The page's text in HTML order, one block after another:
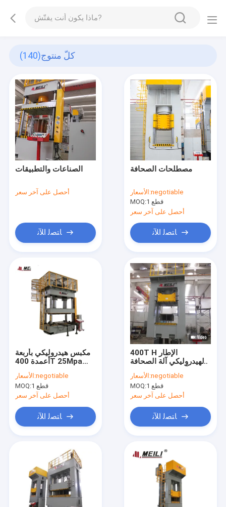
كلّ منتوج(140)
الصناعات والتطبيقات
أحصل على آخر سعر
ﺎﺘﺼﻟ ﺍﻶﻧ
مصطلحات الصحافة
الأسعار:negotiable
MOQ:
1 قطع
أحصل على آخر سعر
ﺎﺘﺼﻟ ﺍﻶﻧ
مكبس هيدروليكي بأربعة
أعمدة 400T 25Mpa
HMI ISO
الأسعار:negotiable
MOQ:
1 قطع
أحصل على آخر سعر
ﺎﺘﺼﻟ ﺍﻶﻧ
400T H الإطار
الهيدروليكي آلة الصحافة
آلة تقليم السيارات
الهيدروليكية المؤازرة
الأسعار:negotiable
MOQ:
1 قطع
أحصل على آخر سعر
ﺎﺘﺼﻟ ﺍﻶﻧ